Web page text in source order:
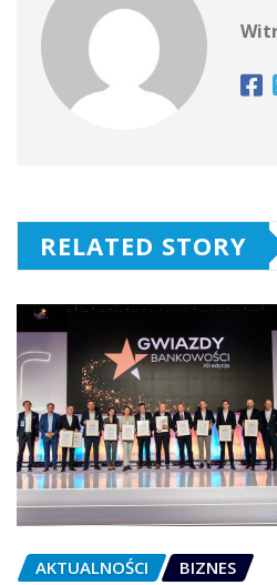
RELATED STORY
AKTUALNOŚCI
BIZNES